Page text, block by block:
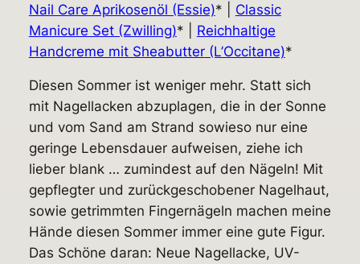
Nail Care Aprikosenöl (Essie)* | Classic
Manicure Set (Zwilling)* | Reichhaltige
Handcreme mit Sheabutter (L’Occitane)*
Diesen Sommer ist weniger mehr. Statt sich
mit Nagellacken abzuplagen, die in der Sonne
und vom Sand am Strand sowieso nur eine
geringe Lebensdauer aufweisen, ziehe ich
lieber blank … zumindest auf den Nägeln! Mit
gepflegter und zurückgeschobener Nagelhaut,
sowie getrimmten Fingernägeln machen meine
Hände diesen Sommer immer eine gute Figur.
Das Schöne daran: Neue Nagellacke, UV-